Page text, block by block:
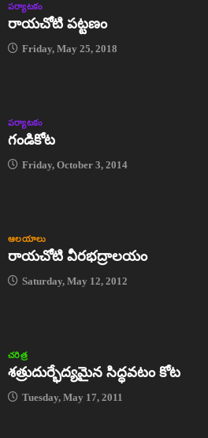
పర్యాటకం
రాయచోటి పట్టణం
Friday, May 25, 2018
పర్యాటకం
గండికోట
Friday, October 3, 2014
ఆలయాలు
రాయచోటి వీరభద్రాలయం
Saturday, May 12, 2012
చరిత్ర
శత్రుదుర్భేద్యమైన సిద్ధవటం కోట
Tuesday, May 17, 2011